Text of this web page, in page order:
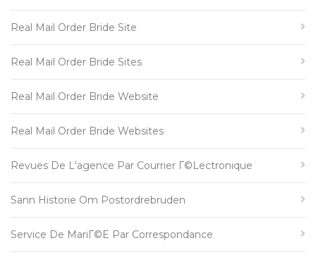
Real Mail Order Bride Site
Real Mail Order Bride Sites
Real Mail Order Bride Website
Real Mail Order Bride Websites
Revues De L'agence Par Courrier Г©lectronique
Sann Historie Om Postordrebruden
Service De MariГ©e Par Correspondance